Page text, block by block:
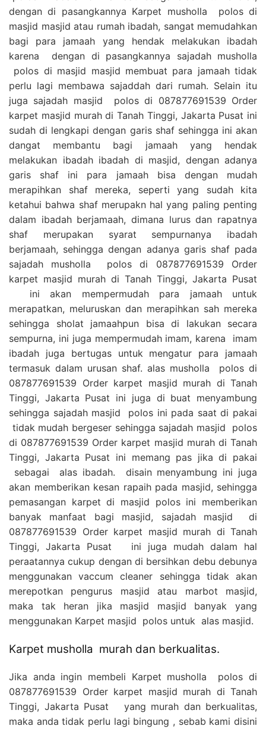
dengan di pasangkannya Karpet musholla polos di
masjid masjid atau rumah ibadah, sangat memudahkan
bagi para jamaah yang hendak melakukan ibadah
karena dengan di pasangkannya sajadah musholla
polos di masjid masjid membuat para jamaah tidak
perlu lagi membawa sajaddah dari rumah. Selain itu
juga sajadah masjid polos di 087877691539 Order
karpet masjid murah di Tanah Tinggi, Jakarta Pusat ini
sudah di lengkapi dengan garis shaf sehingga ini akan
dangat membantu bagi jamaah yang hendak
melakukan ibadah ibadah di masjid, dengan adanya
garis shaf ini para jamaah bisa dengan mudah
merapihkan shaf mereka, seperti yang sudah kita
ketahui bahwa shaf merupakn hal yang paling penting
dalam ibadah berjamaah, dimana lurus dan rapatnya
shaf merupakan syarat sempurnanya ibadah
berjamaah, sehingga dengan adanya garis shaf pada
sajadah musholla polos di 087877691539 Order
karpet masjid murah di Tanah Tinggi, Jakarta Pusat
ini akan mempermudah para jamaah untuk
merapatkan, meluruskan dan merapihkan sah mereka
sehingga sholat jamaahpun bisa di lakukan secara
sempurna, ini juga mempermudah imam, karena imam
ibadah juga bertugas untuk mengatur para jamaah
termasuk dalam urusan shaf. alas musholla polos di
087877691539 Order karpet masjid murah di Tanah
Tinggi, Jakarta Pusat ini juga di buat menyambung
sehingga sajadah masjid polos ini pada saat di pakai
tidak mudah bergeser sehingga sajadah masjid polos
di 087877691539 Order karpet masjid murah di Tanah
Tinggi, Jakarta Pusat ini memang pas jika di pakai
sebagai alas ibadah. disain menyambung ini juga
akan memberikan kesan rapaih pada masjid, sehingga
pemasangan karpet di masjid polos ini memberikan
banyak manfaat bagi masjid, sajadah masjid di
087877691539 Order karpet masjid murah di Tanah
Tinggi, Jakarta Pusat ini juga mudah dalam hal
peraatannya cukup dengan di bersihkan debu debunya
menggunakan vaccum cleaner sehingga tidak akan
merepotkan pengurus masjid atau marbot masjid,
maka tak heran jika masjid masjid banyak yang
menggunakan Karpet masjid polos untuk alas masjid.
Karpet musholla murah dan berkualitas.
Jika anda ingin membeli Karpet musholla polos di
087877691539 Order karpet masjid murah di Tanah
Tinggi, Jakarta Pusat yang murah dan berkualitas,
maka anda tidak perlu lagi bingung , sebab kami disini